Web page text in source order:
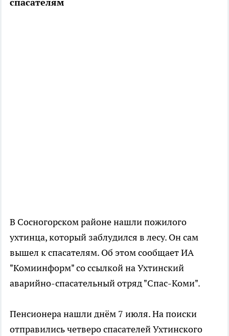
спасателям
В Сосногорском районе нашли пожилого
ухтинца, который заблудился в лесу. Он сам
вышел к спасателям. Об этом сообщает ИА
"Комиинформ" со ссылкой на Ухтинский
аварийно-спасательный отряд "Спас-Коми".
Пенсионера нашли днём 7 июля. На поиски
отправились четверо спасателей Ухтинского